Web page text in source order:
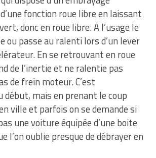
fonction roue libre en laissant
donc en roue libre. A l’usage le
ou passe au ralenti lors d’un lever
En se retrouvant en roue
de l’inertie et ne ralentie pas
de frein moteur. C’est
début, mais en prenant le coup
ville et parfois on se demande si
une voiture équipée d’une boite
l’on oublie presque de débrayer en